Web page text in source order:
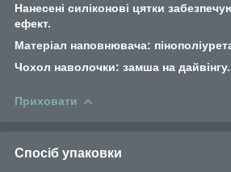
Нанесені силіконові цятки
ефект.
Матеріал наповнювача:
Чохол наволочки: замша на дайвінгу.
Приховати
Спосіб упаковки